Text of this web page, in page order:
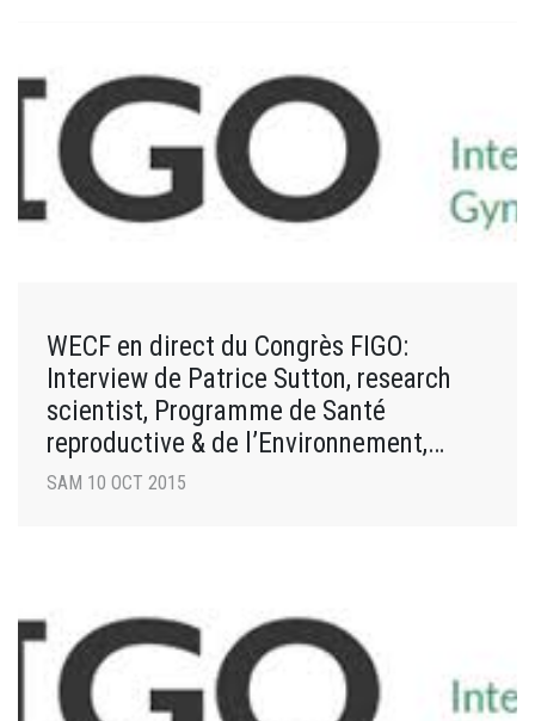
WECF en direct du Congrès FIGO:
Interview de Patrice Sutton, research
scientist, Programme de Santé
reproductive & de l’Environnement,
UCSF
SAM 10 OCT 2015